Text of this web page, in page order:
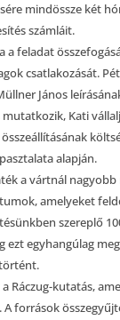
mindössze két
számláit.
a feladat
csatlakozását.
János
Kati
alapján.
a vártnál
amelyeket
szereplő
ezt egyhangúlag
Ráczug-kutatás,
források